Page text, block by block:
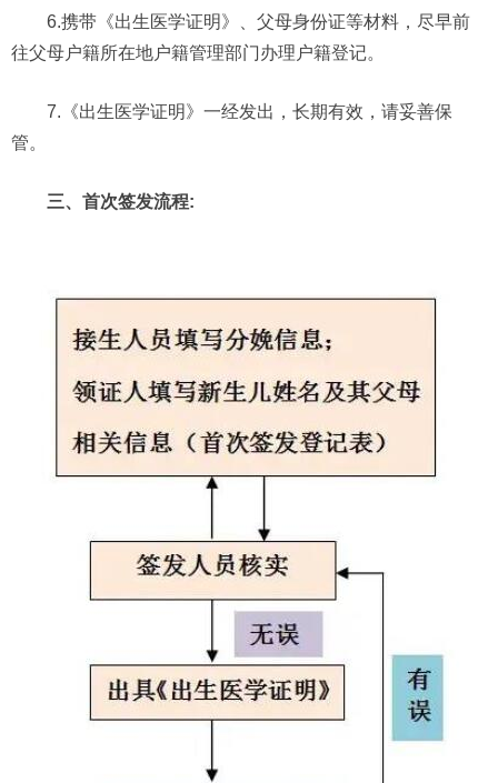
6.携带《出生医学证明》、父母身份证等材料，尽早前
往父母户籍所在地户籍管理部门办理户籍登记。
7.《出生医学证明》一经发出，长期有效，请妥善保
管。
三、首次签发流程: